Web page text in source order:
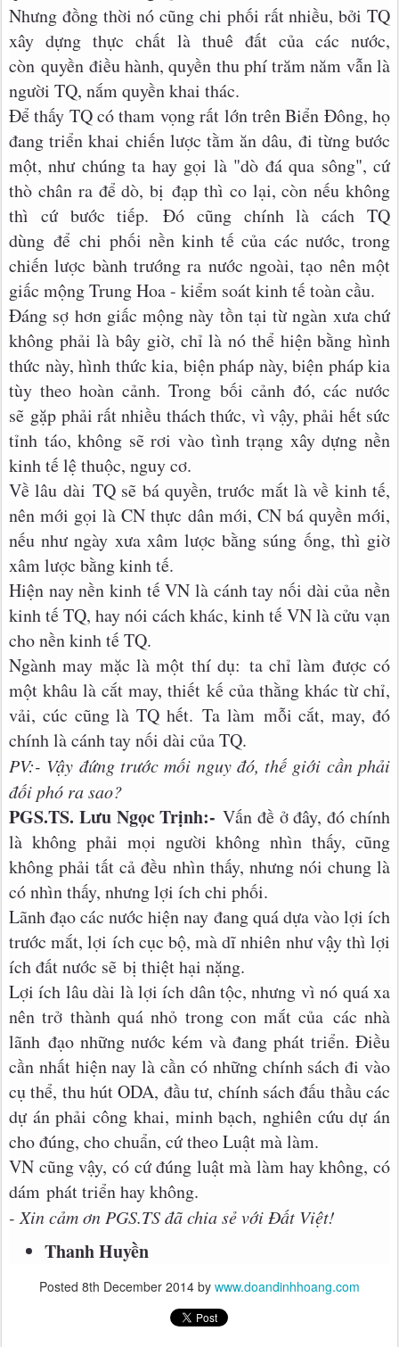
Nhưng đồng thời nó cũng chi phối rất nhiều, bởi TQ
xây dựng thực chất là thuê đất của các nước,
còn quyền điều hành, quyền thu phí trăm năm vẫn là
người TQ, nắm quyền khai thác.
Để thấy TQ có tham vọng rất lớn trên Biển Đông, họ
đang triển khai chiến lược tằm ăn dâu, đi từng bước
một, như chúng ta hay gọi là "dò đá qua sông", cứ
thò chân ra để dò, bị đạp thì co lại, còn nếu không
thì cứ bước tiếp. Đó cũng chính là cách TQ
dùng để chi phối nền kinh tế của các nước, trong
chiến lược bành trướng ra nước ngoài, tạo nên một
giấc mộng Trung Hoa - kiểm soát kinh tế toàn cầu.
Đáng sợ hơn giấc mộng này tồn tại từ ngàn xưa chứ
không phải là bây giờ, chỉ là nó thể hiện bằng hình
thức này, hình thức kia, biện pháp này, biện pháp kia
tùy theo hoàn cảnh. Trong bối cảnh đó, các nước
sẽ gặp phải rất nhiều thách thức, vì vậy, phải hết sức
tỉnh táo, không sẽ rơi vào tình trạng xây dựng nền
kinh tế lệ thuộc, nguy cơ.
Về lâu dài TQ sẽ bá quyền, trước mắt là về kinh tế,
nên mới gọi là CN thực dân mới, CN bá quyền mới,
nếu như ngày xưa xâm lược bằng súng ống, thì giờ
xâm lược bằng kinh tế.
Hiện nay nền kinh tế VN là cánh tay nối dài của nền
kinh tế TQ, hay nói cách khác, kinh tế VN là cửu vạn
cho nền kinh tế TQ.
Ngành may mặc là một thí dụ: ta chỉ làm được có
một khâu là cắt may, thiết kế của thằng khác từ chỉ,
vải, cúc cũng là TQ hết. Ta làm mỗi cắt, may, đó
chính là cánh tay nối dài của TQ.
PV:- Vậy đứng trước mối nguy đó, thế giới cần phải
đối phó ra sao?
PGS.TS. Lưu Ngọc Trịnh:-Vấn đề ở đây, đó chính
là không phải mọi người không nhìn thấy, cũng
không phải tất cả đều nhìn thấy, nhưng nói chung là
có nhìn thấy, nhưng lợi ích chi phối.
Lãnh đạo các nước hiện nay đang quá dựa vào lợi ích
trước mắt, lợi ích cục bộ, mà dĩ nhiên như vậy thì lợi
ích đất nước sẽ bị thiệt hại nặng.
Lợi ích lâu dài là lợi ích dân tộc, nhưng vì nó quá xa
nên trở thành quá nhỏ trong con mắt của các nhà
lãnh đạo những nước kém và đang phát triển. Điều
cần nhất hiện nay là cần có những chính sách đi vào
cụ thể, thu hút ODA, đầu tư, chính sách đấu thầu các
dự án phải công khai, minh bạch, nghiên cứu dự án
cho đúng, cho chuẩn, cứ theo Luật mà làm.
VN cũng vậy, có cứ đúng luật mà làm hay không, có
dám phát triển hay không.
- Xin cảm ơn PGS.TS đã chia sẻ với Đất Việt!
Thanh Huyền
Posted 8th December 2014 by www.doandinhhoang.com